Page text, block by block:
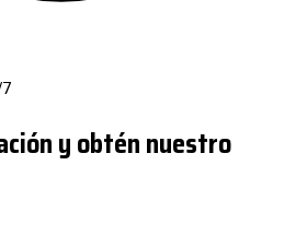
y obtén nuestro